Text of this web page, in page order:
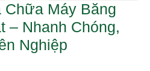
Chữa Máy Băng
– Nhanh Chóng,
Nghiệp